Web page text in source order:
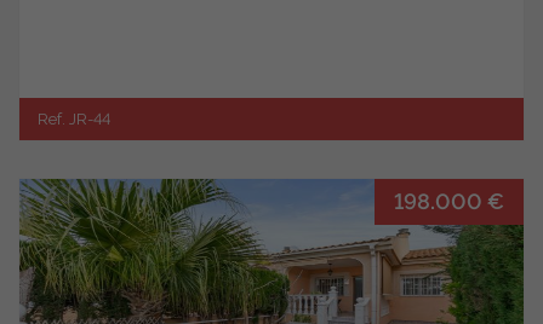
Ref. JR-44
198.000 €